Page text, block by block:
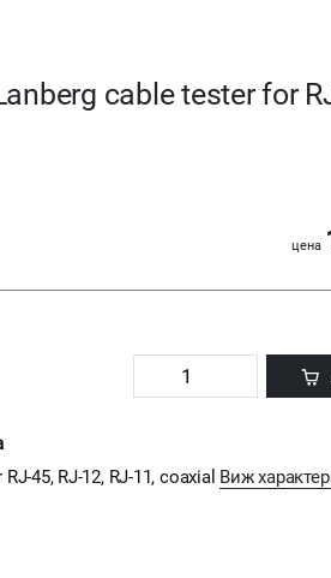
cable tester for
цена
45, RJ-12, RJ-11, coaxial Виж